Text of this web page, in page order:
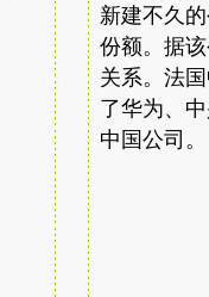
新建不久
份额。据
关系。法
了华为、
中国公司。